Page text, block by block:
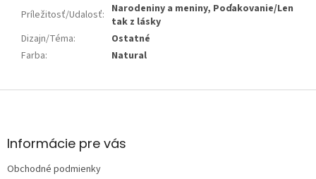
Príležitosť/Udalosť: Narodeniny a meniny, Poďakovanie/Len
tak z lásky
Dizajn/Téma:
Ostatné
Farba: Natural
Z
äInformácie pre vás
Obchodné podmienky